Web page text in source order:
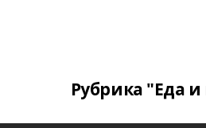
Рубрика "Еда